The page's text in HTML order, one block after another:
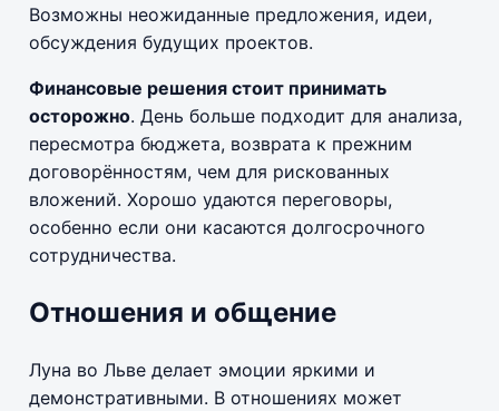
Возможны неожиданные предложения, идеи,
обсуждения будущих проектов.
Финансовые решения стоит принимать
осторожно. День больше подходит для анализа,
пересмотра бюджета, возврата к прежним
договорённостям, чем для рискованных
вложений. Хорошо удаются переговоры,
особенно если они касаются долгосрочного
сотрудничества.
Отношения и общение
Луна во Льве делает эмоции яркими и
демонстративными. В отношениях может